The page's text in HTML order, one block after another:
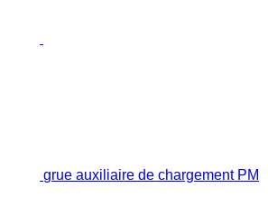
grue auxiliaire de chargement PM